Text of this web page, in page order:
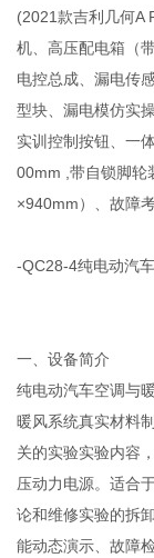
(2021款吉利几何A
机、高压配电箱（
电控总成、漏电传
型块、漏电模仿实
实训控制按钮、一
00mm ,带自锁脚轮
×940mm）、故障
-QC28-4纯电动汽
一、设备简介
纯电动汽车空调与
暖风系统真实材料
关的实验实验内容
压动力电源。适合
论和维修实验的拆
能动态演示、故障